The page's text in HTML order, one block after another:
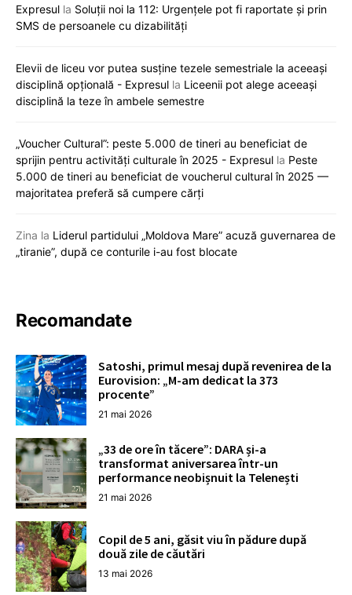
Expresul la Soluții noi la 112: Urgențele pot fi raportate și prin
SMS de persoanele cu dizabilități
Elevii de liceu vor putea susține tezele semestriale la aceeași
disciplină opțională - Expresul la Liceenii pot alege aceeași
disciplină la teze în ambele semestre
„Voucher Cultural”: peste 5.000 de tineri au beneficiat de
sprijin pentru activități culturale în 2025 - Expresul la Peste
5.000 de tineri au beneficiat de voucherul cultural în 2025 —
majoritatea preferă să cumpere cărți
Zina la Liderul partidului „Moldova Mare” acuză guvernarea de
„tiranie”, după ce conturile i-au fost blocate
Recomandate
Satoshi, primul mesaj după revenirea de la
Eurovision: „M-am dedicat la 373
procente”
21 mai 2026
„33 de ore în tăcere”: DARA și-a
transformat aniversarea într-un
performance neobișnuit la Telenești
21 mai 2026
Copil de 5 ani, găsit viu în pădure după
două zile de căutări
13 mai 2026